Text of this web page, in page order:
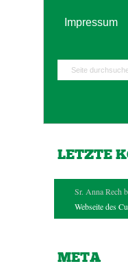
Impressum
LETZTE
Sr. Anna Rech
Webseite des
META